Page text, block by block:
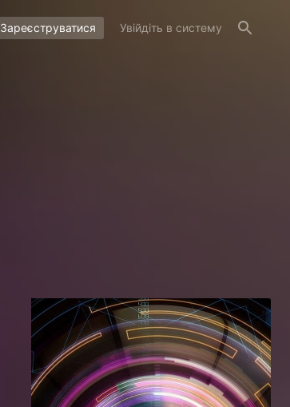
Зареєструватися Увійдіть в систему